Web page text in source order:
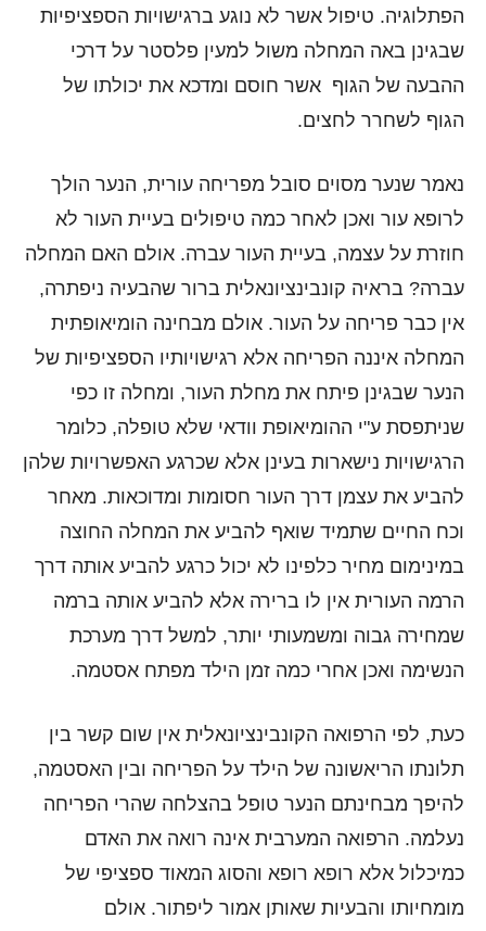
הפתלוגיה. טיפול אשר לא נוגע ברגישויות הספציפיות
שבגינן באה המחלה משול למעין פלסטר על דרכי
ההבעה של הגוף אשר חוסם ומדכא את יכולתו של
הגוף לשחרר לחצים.
נאמר שנער מסוים סובל מפריחה עורית, הנער הולך
לרופא עור ואכן לאחר כמה טיפולים בעיית העור לא
חוזרת על עצמה, בעיית העור עברה. אולם האם המחלה
עברה? בראיה קונבינציונאלית ברור שהבעיה ניפתרה,
אין כבר פריחה על העור. אולם מבחינה הומיאופתית
המחלה איננה הפריחה אלא רגישויותיו הספציפיות של
הנער שבגינן פיתח את מחלת העור, ומחלה זו כפי
שניתפסת ע"י ההומיאופת וודאי שלא טופלה, כלומר
הרגישויות נישארות בעינן אלא שכרגע האפשרויות שלהן
להביע את עצמן דרך העור חסומות ומדוכאות. מאחר
וכח החיים שתמיד שואף להביע את המחלה החוצה
במינימום מחיר כלפינו לא יכול כרגע להביע אותה דרך
הרמה העורית אין לו ברירה אלא להביע אותה ברמה
שמחירה גבוה ומשמעותי יותר, למשל דרך מערכת
הנשימה ואכן אחרי כמה זמן הילד מפתח אסטמה.
כעת, לפי הרפואה הקונבינציונאלית אין שום קשר בין
תלונתו הריאשונה של הילד על הפריחה ובין האסטמה,
להיפך מבחינתם הנער טופל בהצלחה שהרי הפריחה
נעלמה. הרפואה המערבית אינה רואה את האדם
כמיכלול אלא רופא רופא והסוג המאוד ספציפי של
מומחיותו והבעיות שאותן אמור ליפתור. אולם